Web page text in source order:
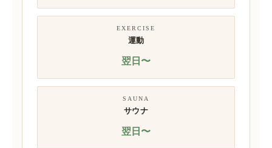
EXERCISE
運動
翌日〜
SAUNA
サウナ
翌日〜